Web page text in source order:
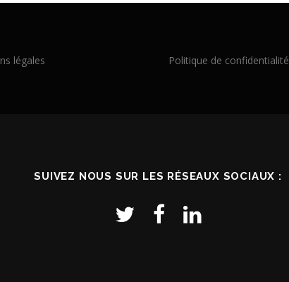
légales Politique de confidentialité
SUIVEZ NOUS SUR LES RÉSEAUX SOCIAUX :